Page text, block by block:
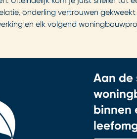
onderling vertrouwen
en elk volgend
Aan de
binnen